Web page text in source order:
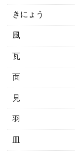
きにょう
風
瓦
面
見
羽
皿